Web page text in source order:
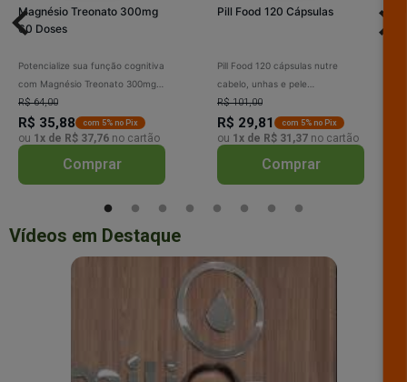
Magnésio Treonato 300mg
60 Doses
Potencialize sua função cognitiva
com Magnésio Treonato 300mg!
Melhora a memória, o
aprendizado e a proteção
neuronal. Ideal para a prevenção
do declínio cognitivo.
Experimente agora e sinta a
R$ 64,00
R$ 35,88 com 5% no Pix
ou 1x de R$ 37,76 no cartão
Comprar
Pill Food 120 Cápsulas
Pill Food 120 cápsulas nutre
cabelo, unhas e pele
profundamente. Com colágeno,
biotina e vitaminas, fortalece os
fios, acelera o crescimento e
melhora a aparência da sua pele.
Unhas mais fortes e saudáveis!
R$ 101,00
R$ 29,81 com 5% no Pix
ou 1x de R$ 31,37 no cartão
Comprar
Vídeos em Destaque